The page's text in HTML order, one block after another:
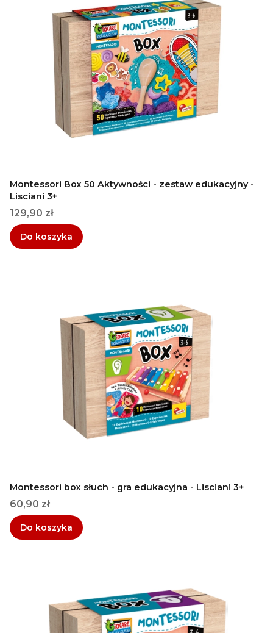
Montessori Box 50 Aktywności - zestaw edukacyjny -
Lisciani 3+
Cena
129,90 zł
Do koszyka
Montessori box słuch - gra edukacyjna - Lisciani 3+
Cena
60,90 zł
Do koszyka